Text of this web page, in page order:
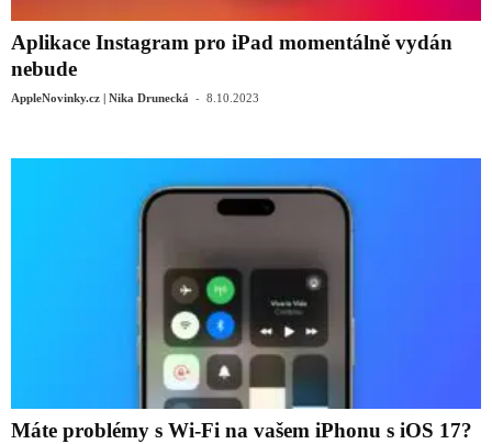
Aplikace Instagram pro iPad momentálně vydán
nebude
AppleNovinky.cz | Nika Drunecká - 8.10.2023
Máte problémy s Wi-Fi na vašem iPhonu s iOS 17?